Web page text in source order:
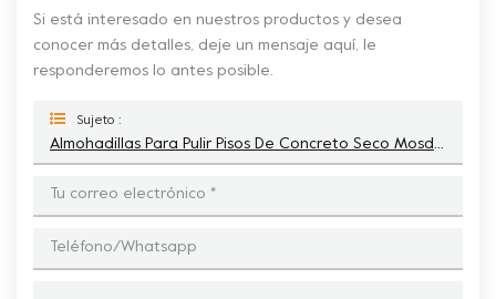
Si está interesado en nuestros productos y desea
conocer más detalles, deje un mensaje aquí, le
responderemos lo antes posible.
Sujeto :